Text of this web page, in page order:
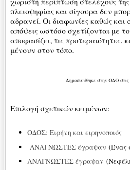
πλειοψηφίας και σίγουρα δεν
αδρανεί. Οι διαφωνίες καθώς και
απόψεις ωστόσο σχετίζονται με
αποφασίζει, τις προτεραιότητες,
μένουν στον τόπο.
Δημοσιεύθηκε στην ΟΔΟ
Επιλογή σχετικών κειμένων:
ΟΔΟΣ: Ειρήνη και ειρηνοποιός
ΑΝΑΓΝΩΣΤΕΣ έγραψαν (Ένας
ΑΝΑΓΝΩΣΤΕΣ έγραψαν